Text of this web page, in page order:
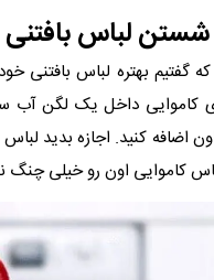
لباس
گفتیم بهتره لباس بافتنی
کاموایی داخل یک لگن آب
کاموایی اون رو خیلی چنگ